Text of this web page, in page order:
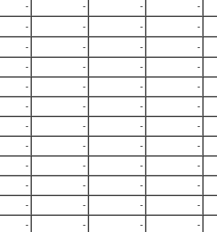
- - - -
- - - -
- - - -
- - - -
- - - -
- - - -
- - - -
- - - -
- - - -
- - - -
- - - -
- - - -